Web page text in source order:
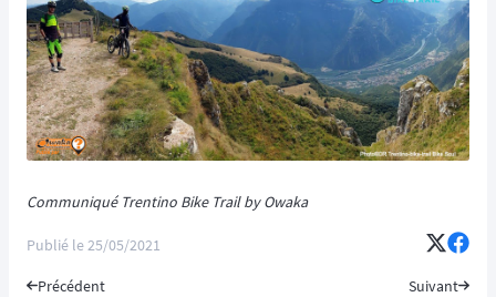
Communiqué Trentino Bike Trail by Owaka
Publié le25/05/2021
Précédent Suivant